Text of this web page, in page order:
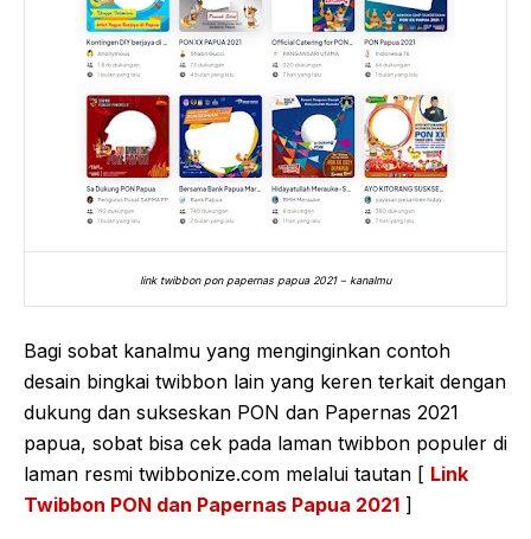
link twibbon pon papernas papua 2021 – kanalmu
Bagi sobat kanalmu yang menginginkan contoh
desain bingkai twibbon lain yang keren terkait dengan
dukung dan sukseskan PON dan Papernas 2021
papua, sobat bisa cek pada laman twibbon populer di
laman resmi twibbonize.com melalui tautan [ Link
Twibbon PON dan Papernas Papua 2021 ]